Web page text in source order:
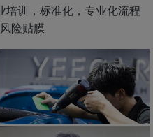
培训，标准化，专业化流程
险贴膜